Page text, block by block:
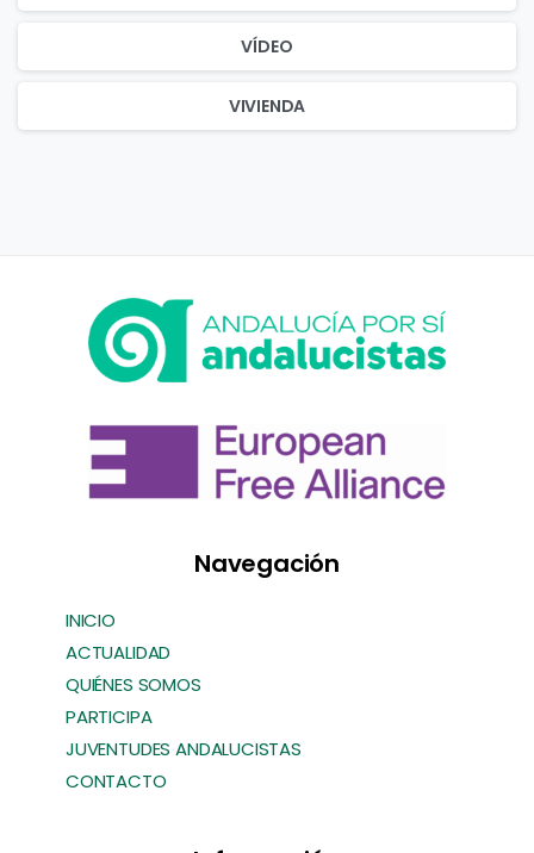
VÍDEO
VIVIENDA
Navegación
INICIO
ACTUALIDAD
QUIÉNES SOMOS
PARTICIPA
JUVENTUDES ANDALUCISTAS
CONTACTO